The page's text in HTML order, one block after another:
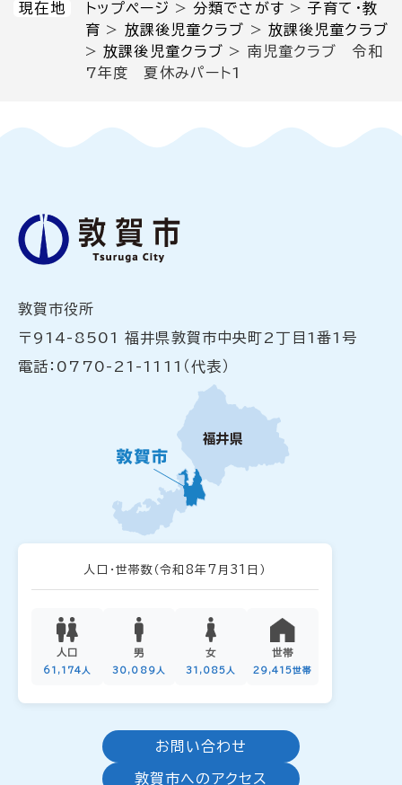
現在地 トップページ >分類でさがす >子育て・教
育 > 放課後児童クラブ > 放課後児童クラブ
>放課後児童クラブ > 南児童クラブ 令和
7年度 夏休みパート1
敦賀市役所
〒914-8501 福井県敦賀市中央町2丁目1番1号
電話：0770-21-1111（代表）
人口・世帯数 （令和8年7月31日）
人口
61,174人
男
30,089人
女
31,085人
世帯
29,415世帯
お問い合わせ
敦賀市へのアクセス